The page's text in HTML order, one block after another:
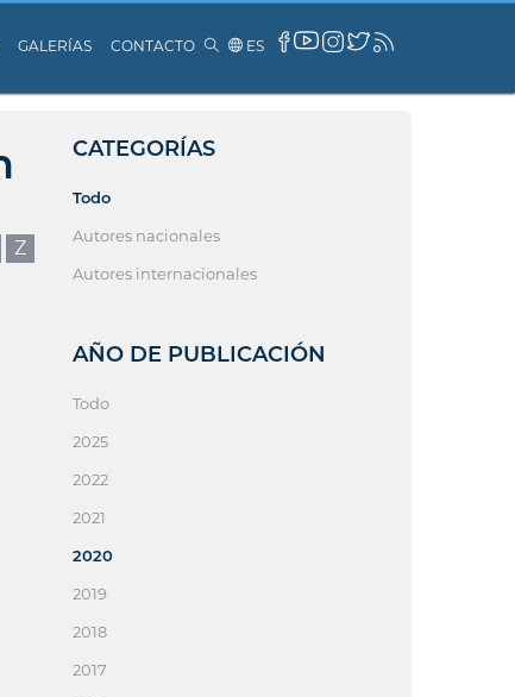
GALERÍAS CONTACTO ES
Z
CATEGORÍAS
Todo
Autores nacionales
Autores internacionales
AÑO DE PUBLICACIÓN
Todo
2025
2022
2021
2020
2019
2018
2017